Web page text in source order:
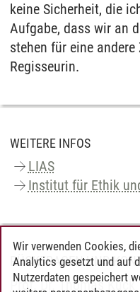
keine Sicherheit, die
Aufgabe, dass wir an
stehen für eine
Regisseurin.
WEITERE INFOS
LIAS
Institut für Ethik
RÜCKFRAGEN UND
Prof. Dr. Thomas Kück
Wir verwenden Cookies,
Analytics gesetzt und auf
Nutzerdaten gespeichert